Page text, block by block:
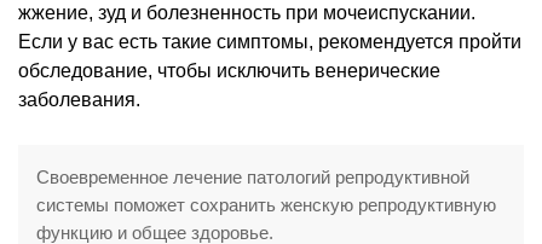
жжение, зуд и болезненность при мочеиспускании.
Если у вас есть такие симптомы, рекомендуется пройти
обследование, чтобы исключить венерические
заболевания.
Своевременное лечение патологий репродуктивной
системы поможет сохранить женскую репродуктивную
функцию и общее здоровье.